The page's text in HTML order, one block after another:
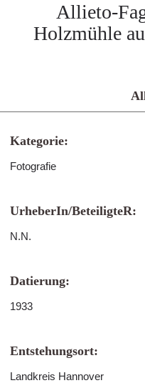
Allieto-
Holzmühle
Kategorie:
Fotografie
UrheberIn/BeteiligteR:
N.N.
Datierung:
1933
Entstehungsort:
Landkreis Hannover